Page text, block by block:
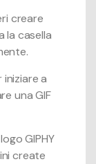
creare
la casella
a
una GIF
GIPHY
create